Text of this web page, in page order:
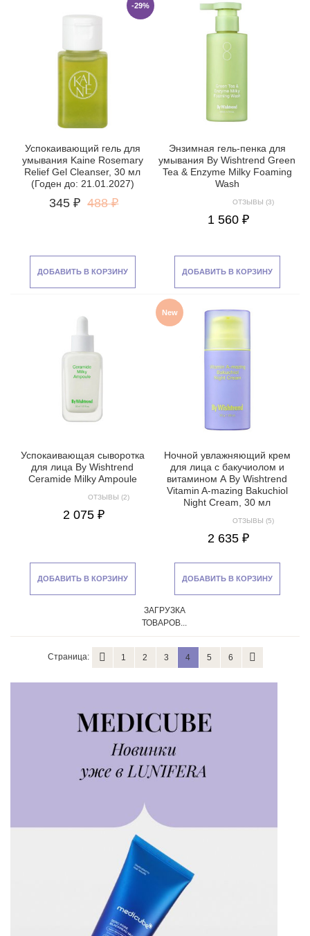
-29%
Успокаивающий гель для
умывания Kaine Rosemary
Relief Gel Cleanser, 30 мл
(Годен до: 21.01.2027)
345 ₽ 488 ₽
ДОБАВИТЬ В КОРЗИНУ
Энзимная гель-пенка для
умывания By Wishtrend Green
Tea & Enzyme Milky Foaming
Wash
ОТЗЫВЫ (3)
1 560 ₽
ДОБАВИТЬ В КОРЗИНУ
Успокаивающая сыворотка
для лица By Wishtrend
Ceramide Milky Ampoule
ОТЗЫВЫ (2)
2 075 ₽
ДОБАВИТЬ В КОРЗИНУ
New
Ночной увлажняющий крем
для лица с бакучиолом и
витамином А By Wishtrend
Vitamin A-mazing Bakuchiol
Night Cream, 30 мл
ОТЗЫВЫ (5)
2 635 ₽
ДОБАВИТЬ В КОРЗИНУ
ЗАГРУЗКА
ТОВАРОВ...
Страница: 1 2 3 4 5 6